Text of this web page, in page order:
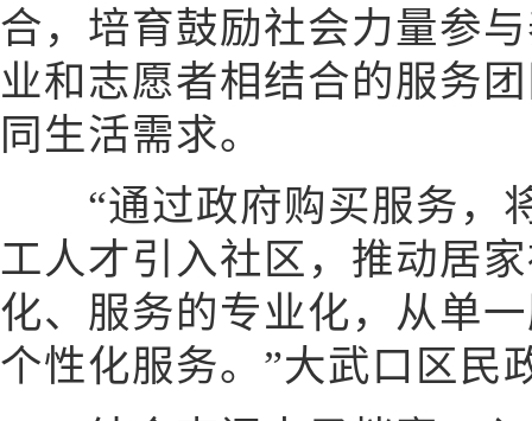
合，培育鼓励社会力量参
业和志愿者相结合的服务
同生活需求。
“通过政府购买服务，
工人才引入社区，推动居
化、服务的专业化，从单
个性化服务。”大武口区民